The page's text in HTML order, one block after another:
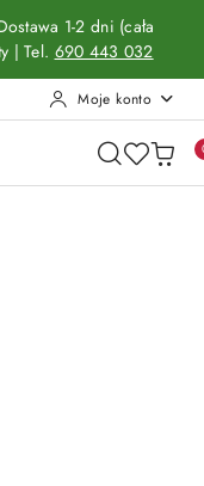
1-2 dni (cała
| Tel. 690 443 032
Moje konto